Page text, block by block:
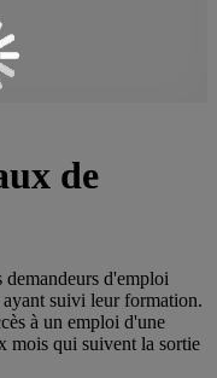
de
d'emploi
suivi leur formation.
à un emploi d'une
mois qui suivent la sortie